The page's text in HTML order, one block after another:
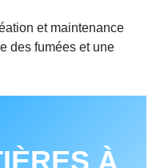
et maintenance
des fumées et une
À